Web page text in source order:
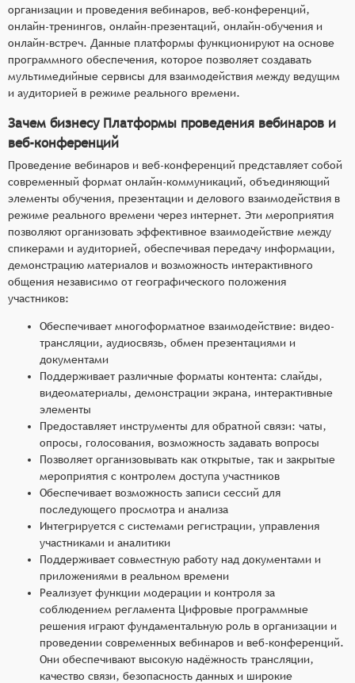
организации и проведения вебинаров, веб-конференций,
онлайн-тренингов, онлайн-презентаций, онлайн-обучения и
онлайн-встреч. Данные платформы функционируют на основе
программного обеспечения, которое позволяет создавать
мультимедийные сервисы для взаимодействия между ведущим
и аудиторией в режиме реального времени.
Зачем бизнесу Платформы проведения вебинаров и
веб-конференций
Проведение вебинаров и веб-конференций представляет собой
современный формат онлайн-коммуникаций, объединяющий
элементы обучения, презентации и делового взаимодействия в
режиме реального времени через интернет. Эти мероприятия
позволяют организовать эффективное взаимодействие между
спикерами и аудиторией, обеспечивая передачу информации,
демонстрацию материалов и возможность интерактивного
общения независимо от географического положения
участников:
Обеспечивает многоформатное взаимодействие: видео-
трансляции, аудиосвязь, обмен презентациями и
документами
Поддерживает различные форматы контента: слайды,
видеоматериалы, демонстрации экрана, интерактивные
элементы
Предоставляет инструменты для обратной связи: чаты,
опросы, голосования, возможность задавать вопросы
Позволяет организовывать как открытые, так и закрытые
мероприятия с контролем доступа участников
Обеспечивает возможность записи сессий для
последующего просмотра и анализа
Интегрируется с системами регистрации, управления
участниками и аналитики
Поддерживает совместную работу над документами и
приложениями в реальном времени
Реализует функции модерации и контроля за
соблюдением регламента Цифровые программные
решения играют фундаментальную роль в организации и
проведении современных вебинаров и веб-конференций.
Они обеспечивают высокую надёжность трансляции,
качество связи, безопасность данных и широкие